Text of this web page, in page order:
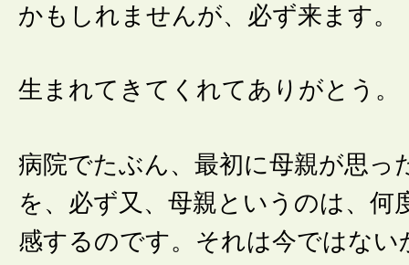
かもしれませんが、必ず来ます。
生まれてきてくれてありがとう。
病院でたぶん、最初に母親が思っ
を、必ず又、母親というのは、何
感するのです。それは今ではない